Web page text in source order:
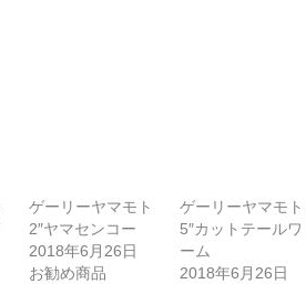
ゲーリーヤマモト
2″ヤマセンコー
2018年6月26日
お勧め商品
ゲーリーヤマモト
5″カットテールワ
ーム
2018年6月26日